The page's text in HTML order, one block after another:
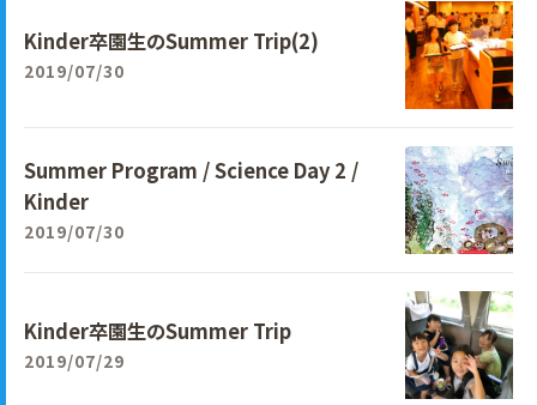
Kinder卒園生のSummer Trip(2)
2019/07/30
Summer Program / Science Day 2 /
Kinder
2019/07/30
Kinder卒園生のSummer Trip
2019/07/29